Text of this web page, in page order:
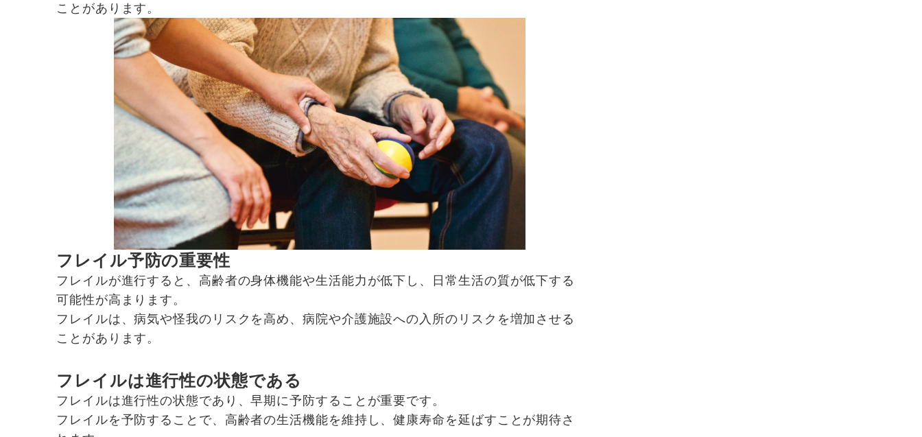
ことがあります。
フレイル予防の重要性
フレイルが進行すると、高齢者の身体機能や生活能力が低下し、日常生活の質が低下する
可能性が高まります。
フレイルは、病気や怪我のリスクを高め、病院や介護施設への入所のリスクを増加させる
ことがあります。
フレイルは進行性の状態である
フレイルは進行性の状態であり、早期に予防することが重要です。
フレイルを予防することで、高齢者の生活機能を維持し、健康寿命を延ばすことが期待さ